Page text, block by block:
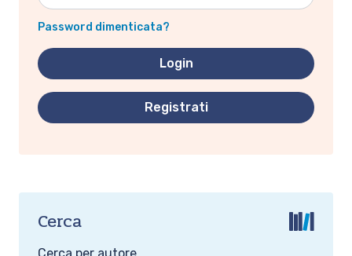
Password dimenticata?
Registrati
Cerca